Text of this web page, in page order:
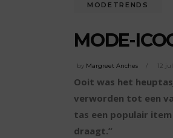
MODETRENDS
MODE-
by Margreet Anches 12
Ooit was het
verworden tot een
tas een populair
draagt.”